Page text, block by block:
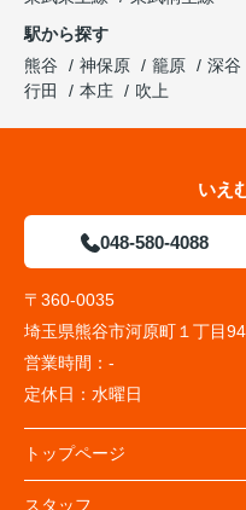
駅から探す
熊谷
神保原 籠原 深谷
行田
本庄 吹上
いえ
048-580-4088
〒360-0035
埼玉県熊谷市河原町１丁目
営業時間： -
定休日： 水曜日
トップページ
スタッフ